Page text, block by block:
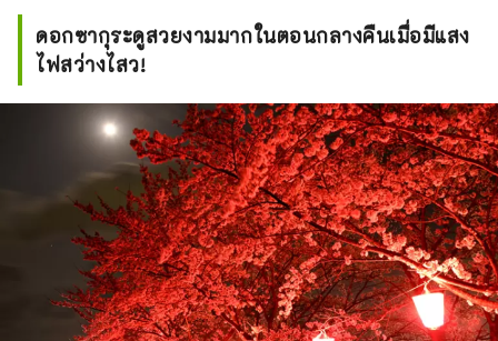
ดอกซากุระดูสวยงามมากในตอนกลางคืนเมื่อมีแสง
ไฟสว่างไสว!